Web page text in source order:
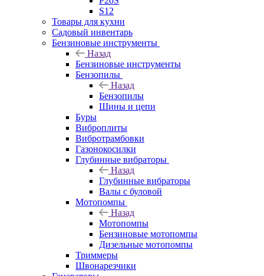
S12
Товары для кухни
Садовый инвентарь
Бензиновые инструменты
Назад
Бензиновые инструменты
Бензопилы
Назад
Бензопилы
Шины и цепи
Буры
Виброплиты
Вибротрамбовки
Газонокосилки
Глубинные вибраторы
Назад
Глубинные вибраторы
Валы с буловой
Мотопомпы
Назад
Мотопомпы
Бензиновые мотопомпы
Дизельные мотопомпы
Триммеры
Швонарезчики